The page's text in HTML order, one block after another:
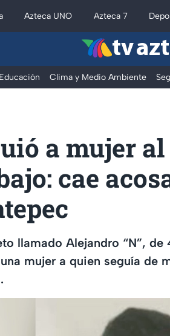
Azteca UNO Azteca 7
tv
Clima y Medio Ambiente
a mujer
cae
llamado Alejandro “N”,
mujer a quien seguía de